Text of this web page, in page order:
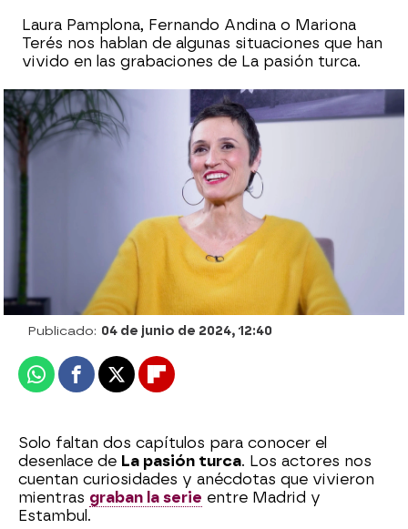
Laura Pamplona, Fernando Andina o Mariona
Terés nos hablan de algunas situaciones que han
vivido en las grabaciones de La pasión turca.
Yaman se niega a soltar a Olivia en el
próximo capítulo de La pasión turca: “Tú
decides, quiéreme libre”
Celia Gil |
Ximena Rodero
Publicado: 04 de junio de 2024, 12:40
WhatsappFacebook
X Flipboard
Solo faltan dos capítulos para conocer el
desenlace de La pasión turca. Los actores nos
cuentan curiosidades y anécdotas que vivieron
mientras graban la serie entre Madrid y
Estambul.